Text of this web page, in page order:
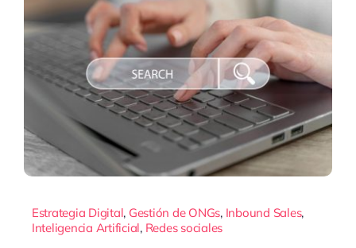
Estrategia Digital, Gestión de ONGs, Inbound Sales,
Inteligencia Artificial, Redes sociales